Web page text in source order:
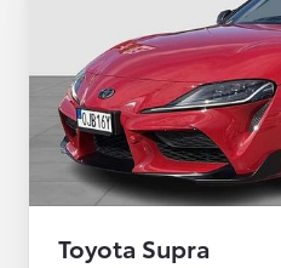
Toyota Supra